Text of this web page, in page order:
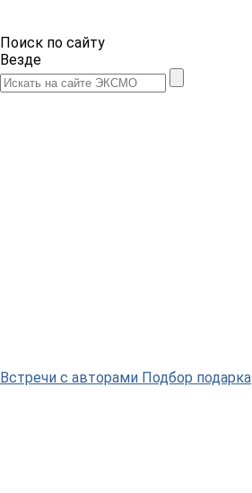
Поиск по сайту
Везде
Встречи с авторами Подбор подарка